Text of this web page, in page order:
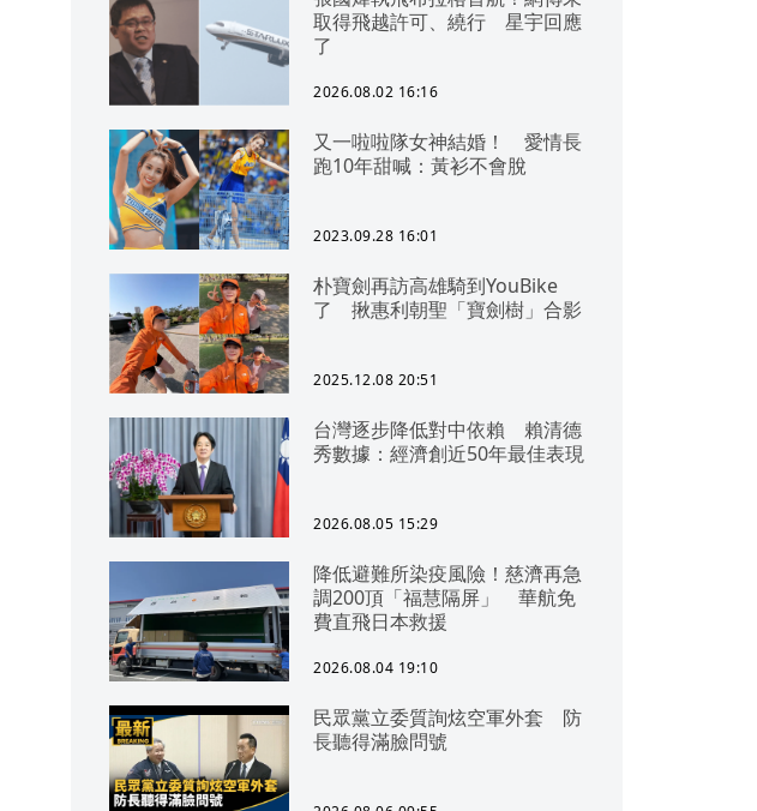
取得飛越許可、繞行 星宇回應
了
2026.08.02 16:16
又一啦啦隊女神結婚！ 愛情長
跑10年甜喊：黃衫不會脫
2023.09.28 16:01
朴寶劍再訪高雄騎到YouBike
了 揪惠利朝聖「寶劍樹」合影
2025.12.08 20:51
台灣逐步降低對中依賴 賴清德
秀數據：經濟創近50年最佳表現
2026.08.05 15:29
降低避難所染疫風險！慈濟再急
調200頂「福慧隔屏」 華航免
費直飛日本救援
2026.08.04 19:10
民眾黨立委質詢炫空軍外套 防
長聽得滿臉問號